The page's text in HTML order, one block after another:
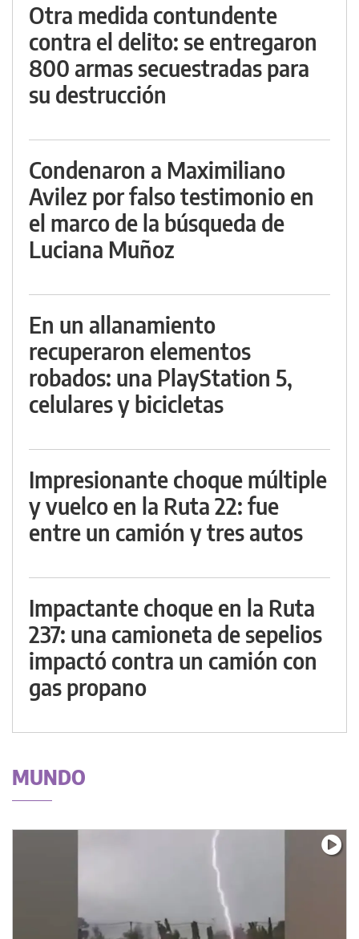
Otra medida contundente
contra el delito: se entregaron
800 armas secuestradas para
su destrucción
Condenaron a Maximiliano
Avilez por falso testimonio en
el marco de la búsqueda de
Luciana Muñoz
En un allanamiento
recuperaron elementos
robados: una PlayStation 5,
celulares y bicicletas
Impresionante choque múltiple
y vuelco en la Ruta 22: fue
entre un camión y tres autos
Impactante choque en la Ruta
237: una camioneta de sepelios
impactó contra un camión con
gas propano
MUNDO